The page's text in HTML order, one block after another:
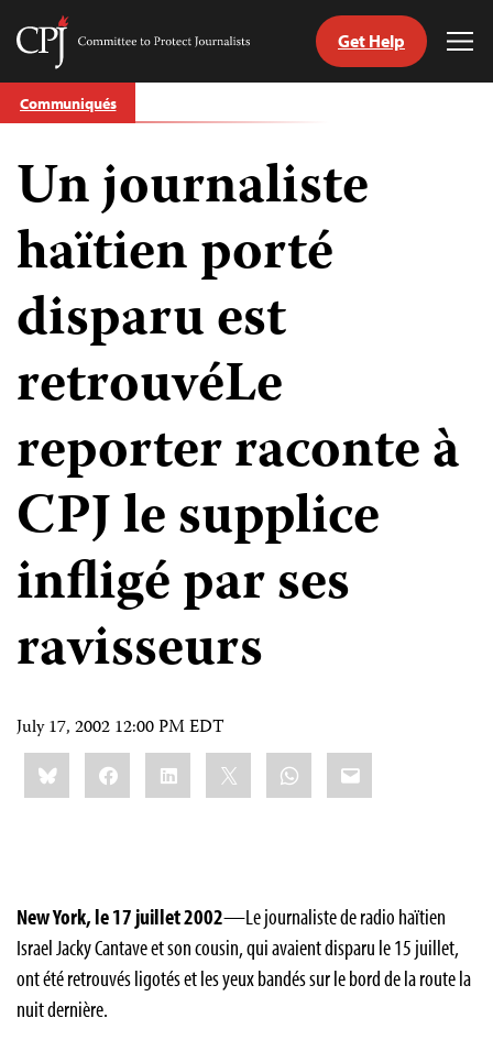
Skip
to
Committee
Journalists
Get Help
Communiqués
Un journaliste
haïtien porté
disparu est
retrouvéLe
reporter raconte à
CPJ le supplice
infligé par ses
ravisseurs
July 17, 2002 12:00 PM EDT
Share
this:BlueskyFacebookLinkedIn WhatsApp
Email
New York, le 17 juillet 2002—Le journaliste de radio haïtien
Israel Jacky Cantave et son cousin, qui avaient disparu le 15 juillet,
ont été retrouvés ligotés et les yeux bandés sur le bord de la route la
nuit dernière.